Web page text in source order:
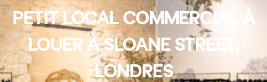
PETIT LOCAL COMMERCIAL À
LOUER À SLOANE STREET,
LONDRES